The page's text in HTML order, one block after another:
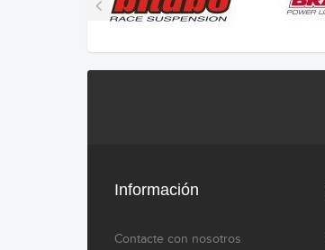
Información
Contacte con nosotros